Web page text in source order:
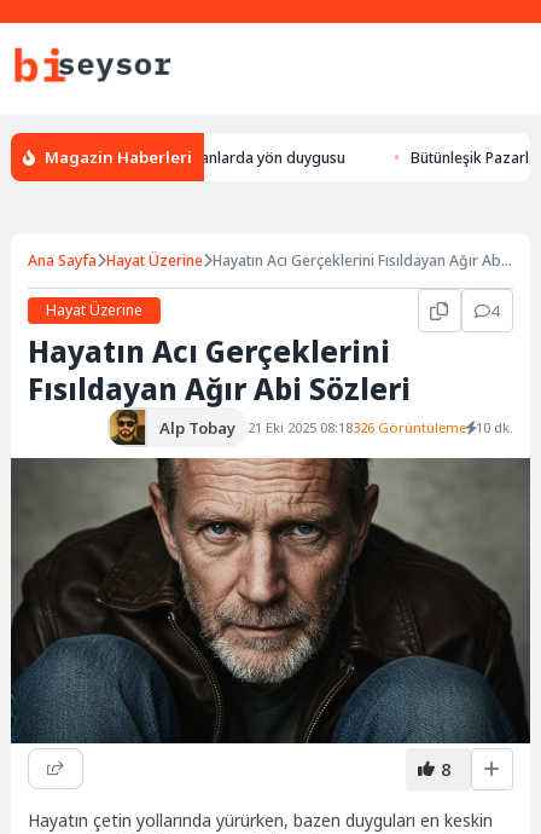
Magazin Haberleri
yön bulması, hayvanlarda yön duygusu Bütünleşik Pazarlama:
Ana Sayfa Hayat Üzerine Hayatın Acı Gerçeklerini Fısıldayan Ağır Abi
Hayat Üzerine
4
Hayatın Acı Gerçeklerini
Fısıldayan Ağır Abi Sözleri
Alp Tobay 21 Eki 2025 08:18326 Görüntüleme 10 dk.
8
Hayatın çetin yollarında yürürken, bazen duyguları en keskin